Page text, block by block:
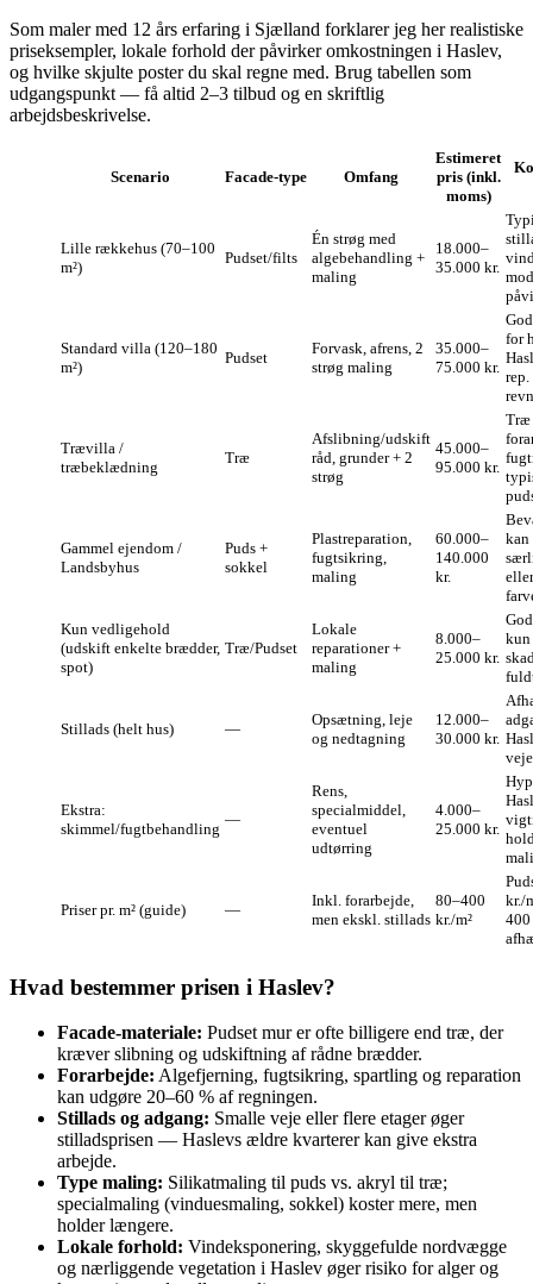
Som maler med 12 års erfaring i Sjælland forklarer jeg her realistiske
priseksempler, lokale forhold der påvirker omkostningen i Haslev,
og hvilke skjulte poster du skal regne med. Brug tabellen som
udgangspunkt — få altid 2–3 tilbud og en skriftlig
arbejdsbeskrivelse.
Scenario Facade‑type Omfang
Estimeret
pris (inkl.
moms)
Lille rækkehus (70–100
m²)
Pudset/filts
Én strøg med
algebehandling +
maling
18.000–
35.000 kr.
Standard villa (120–180
m²)
Pudset
Forvask, afrens, 2
strøg maling
35.000–
75.000 kr.
for
Trævilla /
træbeklædning
Træ
Afslibning/udskift
råd, grunder + 2
strøg
45.000–
95.000 kr.
Træ
Gammel ejendom /
Landsbyhus
Puds +
sokkel
Plastreparation,
fugtsikring,
maling
60.000–
140.000
kr.
kan
eller
Kun vedligehold
(udskift enkelte brædder,
spot)
Træ/Pudset
Lokale
reparationer +
maling
8.000–
25.000 kr.
kun
Stillads (helt hus) —
Opsætning, leje
og nedtagning
12.000–
30.000 kr.
Ekstra:
skimmel/fugtbehandling
—
Rens,
specialmiddel,
eventuel
udtørring
4.000–
25.000 kr.
Priser pr. m² (guide) —
Inkl. forarbejde,
men ekskl. stillads
80–400
kr./m²
kr./
400
Hvad bestemmer prisen i Haslev?
Facade‑materiale: Pudset mur er ofte billigere end træ, der
kræver slibning og udskiftning af rådne brædder.
Forarbejde: Algefjerning, fugtsikring, spartling og reparation
kan udgøre 20–60 % af regningen.
Stillads og adgang: Smalle veje eller flere etager øger
stilladsprisen — Haslevs ældre kvarterer kan give ekstra
arbejde.
Type maling: Silikatmaling til puds vs. akryl til træ;
specialmaling (vinduesmaling, sokkel) koster mere, men
holder længere.
Lokale forhold: Vindeksponering, skyggefulde nordvægge
og nærliggende vegetation i Haslev øger risiko for alger og